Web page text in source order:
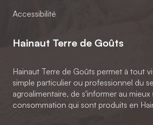
Accessibilité
Hainaut Terre de Goûts
Hainaut Terre de Goûts permet à tout
simple particulier ou professionnel du
agroalimentaire, de s'informer au mieux
consommation qui sont produits en